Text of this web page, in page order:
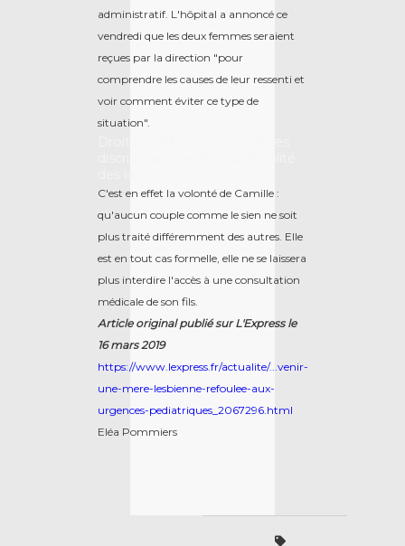
administratif. L'hôpital a annoncé ce
vendredi que les deux femmes seraient
reçues par la direction "pour
comprendre les causes de leur ressenti et
voir comment éviter ce type de
situation".
C'est en effet la volonté de Camille :
qu'aucun couple comme le sien ne soit
plus traité différemment des autres. Elle
est en tout cas formelle, elle ne se laissera
plus interdire l'accès à une consultation
médicale de son fils.
Article original publié sur L'Express le
16 mars 2019
https://www.lexpress.fr/actualite/...venir-
une-mere-lesbienne-refoulee-aux-
urgences-pediatriques_2067296.html
Eléa Pommiers